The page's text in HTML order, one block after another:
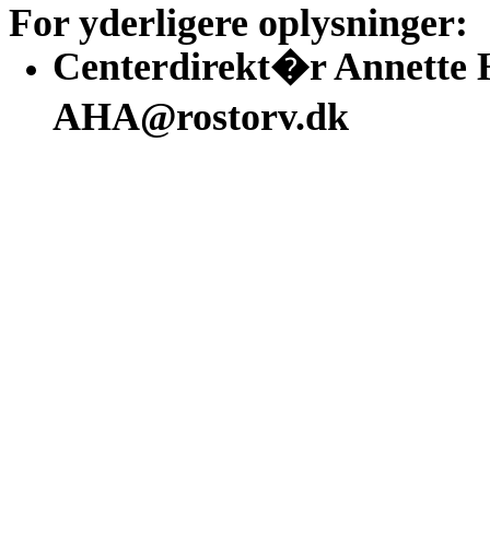
For yderligere oplysninger:
Centerdirekt�r Annette
AHA@rostorv.dk